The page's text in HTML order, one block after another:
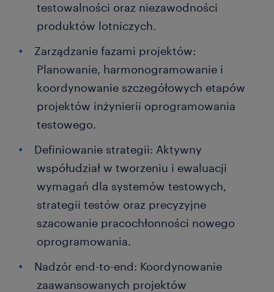
testowalności oraz niezawodności
produktów lotniczych.
Zarządzanie fazami projektów:
Planowanie, harmonogramowanie i
koordynowanie szczegółowych etapów
projektów inżynierii oprogramowania
testowego.
Definiowanie strategii: Aktywny
współudział w tworzeniu i ewaluacji
wymagań dla systemów testowych,
strategii testów oraz precyzyjne
szacowanie pracochłonności nowego
oprogramowania.
Nadzór end-to-end: Koordynowanie
zaawansowanych projektów